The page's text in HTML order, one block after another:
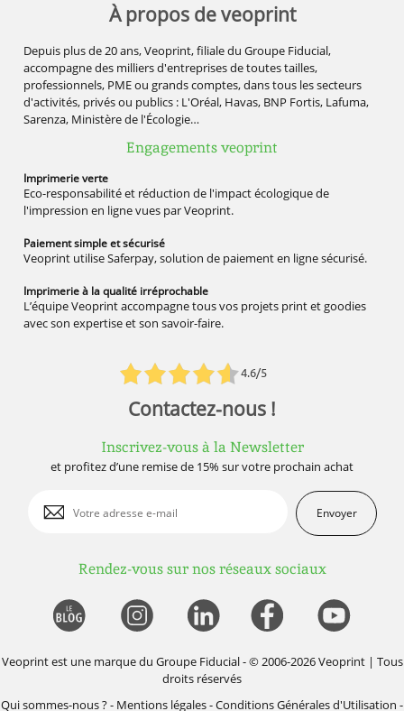
À propos de veoprint
Depuis plus de 20 ans, Veoprint, filiale du Groupe Fiducial,
accompagne des milliers d'entreprises de toutes tailles,
professionnels, PME ou grands comptes, dans tous les secteurs
d'activités, privés ou publics : L'Oréal, Havas, BNP Fortis, Lafuma,
Sarenza, Ministère de l'Écologie…
Engagements veoprint
4.6/5
Imprimerieverte
Eco-responsabilité et réduction de l'impact écologique de
l'impression en ligne vues par Veoprint.
Paiement simpleet sécurisé
Veoprint utilise Saferpay, solution de paiement en ligne sécurisé.
Imprimerie à la qualité irréprochable
L’équipe Veoprint accompagne tous vos projets print et goodies
avec son expertise et son savoir-faire.
Contactez-nous !
Inscrivez-vous à la Newsletter
et profitez d’une remise de 15% sur votre prochain achat
Envoyer
Rendez-vous sur nos réseaux sociaux
Veoprint est une marque du Groupe Fiducial- © 2006-2026 Veoprint | Tous
droits réservés
Qui sommes-nous ?- Mentions légales-Conditions Générales d'Utilisation -